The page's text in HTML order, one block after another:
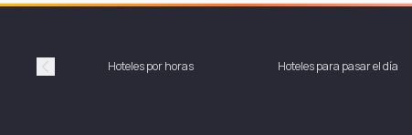
PrécédentHoteles por horas Hoteles para pasar el día